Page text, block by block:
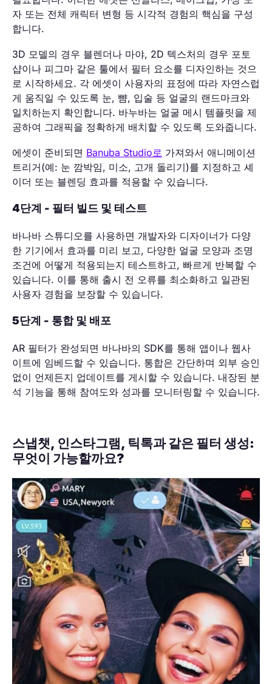
자 또는 전체 캐릭터 변형 등 시각적 경험의 핵심을 구성
합니다.
3D 모델의 경우 블렌더나 마야, 2D 텍스처의 경우 포토
샵이나 피그마 같은 툴에서 필터 요소를 디자인하는 것으
로 시작하세요. 각 에셋이 사용자의 표정에 따라 자연스럽
게 움직일 수 있도록 눈, 뺨, 입술 등 얼굴의 랜드마크와
일치하는지 확인합니다. 바누바는 얼굴 메시 템플릿을 제
공하여 그래픽을 정확하게 배치할 수 있도록 도와줍니다.
에셋이 준비되면 Banuba Studio로 가져와서 애니메이션
트리거(예: 눈 깜박임, 미소, 고개 돌리기)를 지정하고 셰
이더 또는 블렌딩 효과를 적용할 수 있습니다.
4단계 - 필터 빌드 및 테스트
바나바 스튜디오를 사용하면 개발자와 디자이너가 다양
한 기기에서 효과를 미리 보고, 다양한 얼굴 모양과 조명
조건에 어떻게 적용되는지 테스트하고, 빠르게 반복할 수
있습니다. 이를 통해 출시 전 오류를 최소화하고 일관된
사용자 경험을 보장할 수 있습니다.
5단계 - 통합 및 배포
AR 필터가 완성되면 바나바의 SDK를 통해 앱이나 웹사
이트에 임베드할 수 있습니다. 통합은 간단하며 외부 승인
없이 언제든지 업데이트를 게시할 수 있습니다. 내장된 분
석 기능을 통해 참여도와 성과를 모니터링할 수 있습니다.
스냅챗, 인스타그램, 틱톡과 같은 필터 생성:
무엇이 가능할까요?